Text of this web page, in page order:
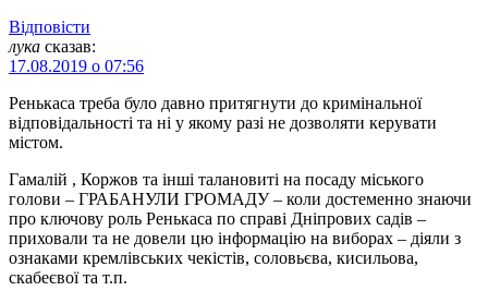
Відповіcти
лука сказав:
17.08.2019 о 07:56
Ренькаса треба було давно притягнути до кримінальної
відповідальності та ні у якому разі не дозволяти керувати
містом.
Гамалій , Коржов та інші талановиті на посаду міського
голови – ГРАБАНУЛИ ГРОМАДУ – коли достеменно знаючи
про ключову роль Ренькаса по справі Дніпрових садів –
приховали та не довели цю інформацію на виборах – діяли з
ознаками кремлівських чекістів, соловьєва, кисильова,
скабеєвої та т.п.